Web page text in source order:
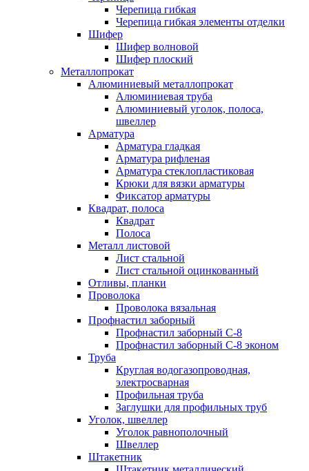
Черепица гибкая
Черепица гибкая элементы отделки
Шифер
Шифер волновой
Шифер плоский
Металлопрокат
Алюминиевый металлопрокат
Алюминиевая труба
Алюминиевый уголок, полоса,
швеллер
Арматура
Арматура гладкая
Арматура рифленая
Арматура стеклопластиковая
Крюки для вязки арматуры
Фиксатор арматуры
Квадрат, полоса
Квадрат
Полоса
Металл листовой
Лист стальной
Лист стальной оцинкованный
Отливы, планки
Проволока
Проволока вязальная
Профнастил заборный
Профнастил заборный С-8
Профнастил заборный С-8 эконом
Труба
Круглая водогазопроводная,
электросварная
Профильная труба
Заглушки для профильных труб
Уголок, швеллер
Уголок равнополочный
Швеллер
Штакетник